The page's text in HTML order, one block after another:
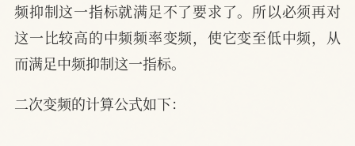
频抑制这一指标就满足不了要求了。所以必须再对
这一比较高的中频频率变频，使它变至低中频，从
而满足中频抑制这一指标。
二次变频的计算公式如下：